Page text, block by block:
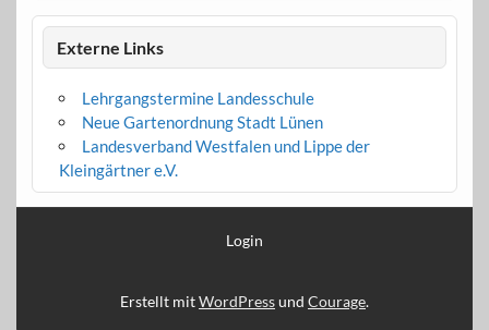
Externe Links
Lehrgangstermine Landesschule
Neue Gartenordnung Stadt Lünen
Landesverband Westfalen und Lippe der
Kleingärtner e.V.
Login
Erstellt mitWordPressund Courage.